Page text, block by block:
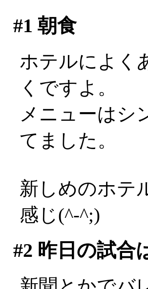
#1 朝食
ホテルによく
くですよ。
メニューはシ
てました。
新しめのホテ
感じ(^-^;)
#2 昨日の試合